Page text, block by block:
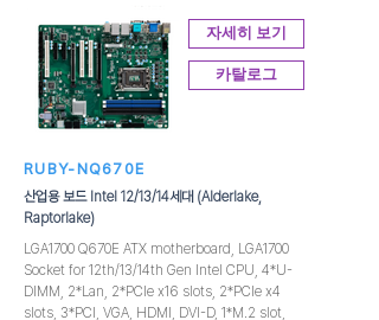
자세히 보기
카탈로그
RUBY-NQ670E
산업용 보드 Intel 12/13/14세대 (Alderlake,
Raptorlake)
LGA1700 Q670E ATX motherboard, LGA1700
Socket for 12th/13/14th Gen Intel CPU, 4*U-
DIMM, 2*Lan, 2*PCIe x16 slots, 2*PCIe x4
slots, 3*PCI, VGA, HDMI, DVI-D, 1*M.2 slot,